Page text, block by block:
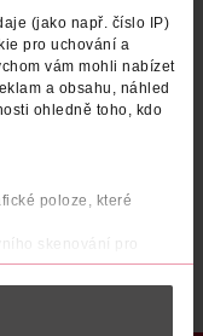
(jako např. číslo IP)
pro uchování a
vám mohli nabízet
a obsahu, náhled
ohledně toho, kdo
poloze, které
skenování pro
údaje, a nastavte
můžete kdykoliv
výhody naplno. Zjistit více